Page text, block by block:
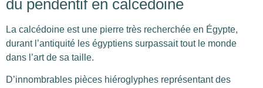
du pendentif en calcédoine
La calcédoine est une pierre très recherchée en Égypte,
durant l’antiquité les égyptiens surpassait tout le monde
dans l’art de sa taille.
D’innombrables pièces hiéroglyphes représentant des